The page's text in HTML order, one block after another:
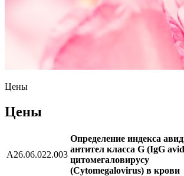
Цены
Цены
A26.06.022.003
Определение индекса
антител класса G (IgG
цитомегаловирусу
(Cytomegalovirus) в крови